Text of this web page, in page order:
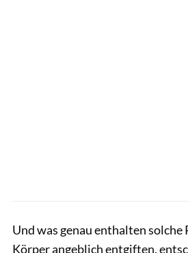
Und was genau enthalten solche
Körper angeblich entgiften,